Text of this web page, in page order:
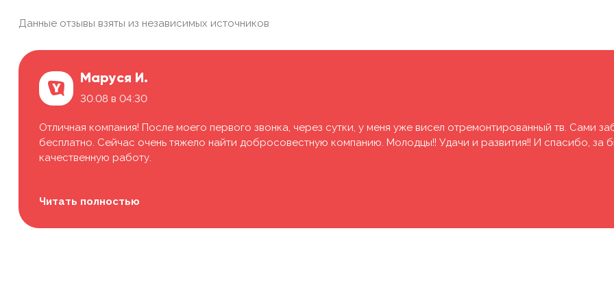
Данные отзывы взяты из независимых источников
Маруся И.
30.08 в 04:30
Отличная компания! После моего первого звонка, через сутки, у меня уже висел отремонтированный тв. Сами
бесплатно. Сейчас очень тяжело найти добросовестную компанию. Молодцы!! Удачи и развития!! И спасибо, за
качественную работу.
Читать полностью